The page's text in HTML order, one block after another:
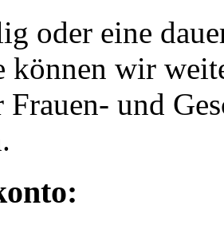
oder eine
wir
Frauen- und